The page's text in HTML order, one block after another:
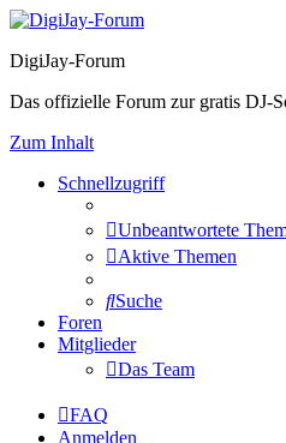
DigiJay-Forum
Das offizielle Forum zur gratis DJ-
Zum Inhalt
Schnellzugriff
Unbeantwortete
Aktive Themen
Suche
Foren
Mitglieder
Das Team
FAQ
Anmelden